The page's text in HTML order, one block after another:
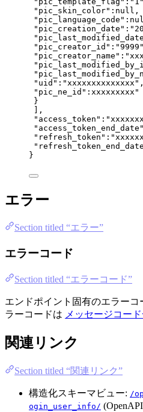
"pic_skin_color" : null ,
"pic_language_code" :
"pic_creation_date" : "
"pic_creator_id" : "9999 "
"pic_creator_name" : "
"uid" : " xxxxxxxxxxxxxx " ,
"pic_ne_id" : xxxxxxxxx "
}
],
" access_token " : "
" access_token_end_date "
" refresh_token " : "
" refresh_token_end_date
}
エラー
Section titled “エラー”
エラーコード
Section titled “エラーコード”
エンドポイント固有のエラー
ラーコードは メッセージコー
関連リンク
Section titled “関連リンク”
構造化スキーマビュー: /
ogin_user_info/